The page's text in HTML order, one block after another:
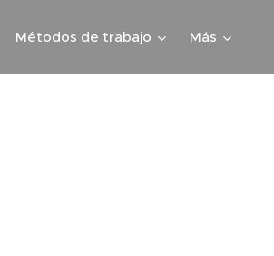
Métodos de trabajo Más